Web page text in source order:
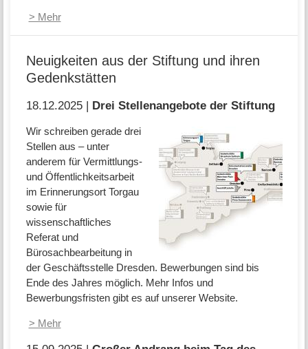
> Mehr
Neuigkeiten aus der Stiftung und ihren
Gedenkstätten
18.12.2025 | Drei Stellenangebote der Stiftung
Wir schreiben gerade drei
Stellen aus – unter
anderem für Vermittlungs-
und Öffentlichkeitsarbeit
im Erinnerungsort Torgau
sowie für
wissenschaftliches
Referat und
Bürosachbearbeitung in
der Geschäftsstelle Dresden. Bewerbungen sind bis
Ende des Jahres möglich. Mehr Infos und
Bewerbungsfristen gibt es auf unserer Website.
> Mehr